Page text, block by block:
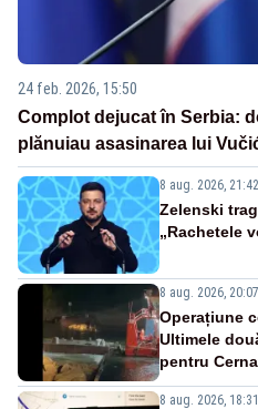
24 feb. 2026, 15:50
Complot dejucat în Serbia:
plănuiau asasinarea lui
8 aug. 2026, 21:42
Zelenski
„Rachetele
8 aug. 2026, 20:07
Operațiune
Ultimele
pentru
8 aug. 2026, 18:31